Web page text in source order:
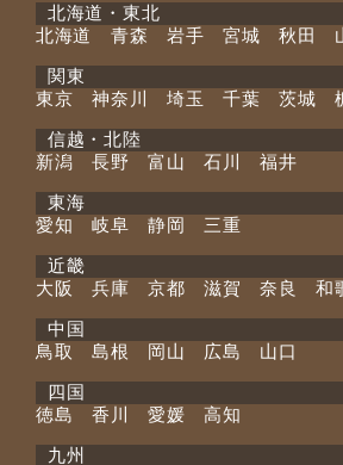
北海道・東北
北海道 青森 岩手 宮城 秋田
関東
東京 神奈川 埼玉 千葉 茨城
信越・北陸
新潟 長野 富山 石川 福井
東海
愛知 岐阜 静岡 三重
近畿
大阪 兵庫 京都 滋賀 奈良 和
中国
鳥取 島根 岡山 広島 山口
四国
徳島 香川 愛媛 高知
九州